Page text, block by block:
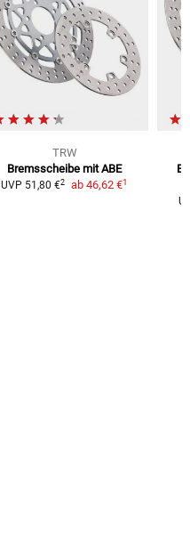
TRW
Bremsscheibe mit ABE
UVP 51,80 €2 ab 46,62 €1